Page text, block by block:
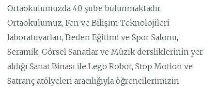
Ortaokulumuzda 40 şube bulunmaktadır.
Ortaokulumuz, Fen ve Bilişim Teknolojileri
laboratuvarları, Beden Eğitimi ve Spor Salonu,
Seramik, Görsel Sanatlar ve Müzik dersliklerinin yer
aldığı Sanat Binası ile Lego Robot, Stop Motion ve
Satranç atölyeleri aracılığıyla öğrencilerimizin